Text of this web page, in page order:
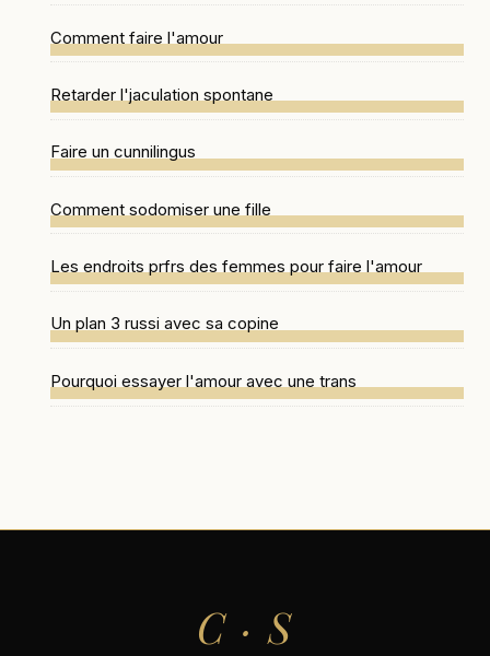
Comment faire l'amour
Retarder l'jaculation spontane
Faire un cunnilingus
Comment sodomiser une fille
Les endroits prfrs des femmes pour faire l'amour
Un plan 3 russi avec sa copine
Pourquoi essayer l'amour avec une trans
C · S